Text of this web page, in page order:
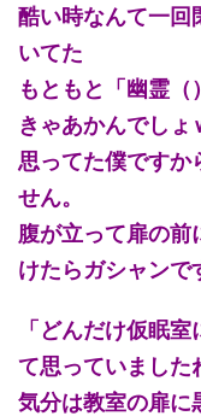
酷い時なんて一回
いてた
もともと「幽霊
きゃあかんでしょ
思ってた僕ですか
せん。
腹が立って扉の前
けたらガシャンで
「どんだけ仮眠
て思っていました
気分は教室の扉に